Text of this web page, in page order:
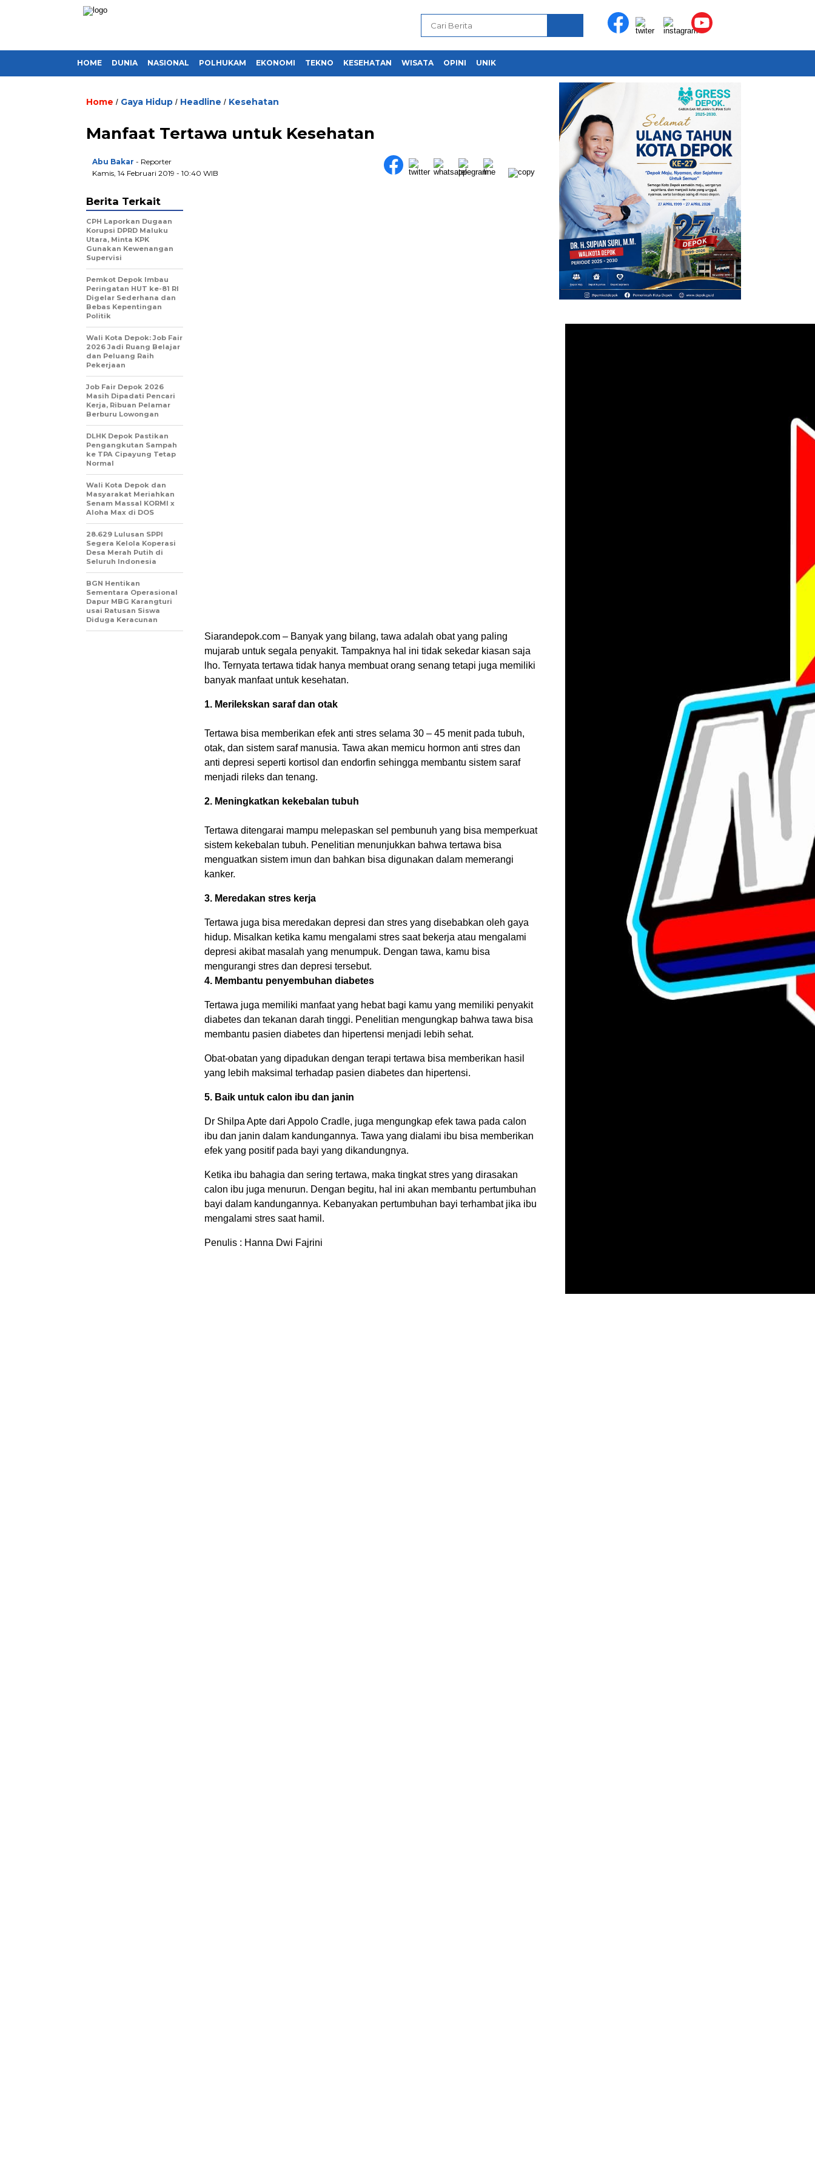
HOME DUNIA NASIONAL POLHUKAM EKONOMI TEKNO KESEHATAN WISATA OPINI UNIK
Home / Gaya Hidup / Headline / Kesehatan
Manfaat Tertawa untuk Kesehatan
Abu Bakar - Reporter
Kamis, 14 Februari 2019 - 10:40 WIB
Siarandepok.com – Banyak yang bilang, tawa adalah obat yang paling
mujarab untuk segala penyakit. Tampaknya hal ini tidak sekedar kiasan saja
lho. Ternyata tertawa tidak hanya membuat orang senang tetapi juga memiliki
banyak manfaat untuk kesehatan.
1. Merilekskan saraf dan otak
Tertawa bisa memberikan efek anti stres selama 30 – 45 menit pada tubuh,
otak, dan sistem saraf manusia. Tawa akan memicu hormon anti stres dan
anti depresi seperti kortisol dan endorfin sehingga membantu sistem saraf
menjadi rileks dan tenang.
2. Meningkatkan kekebalan tubuh
Tertawa ditengarai mampu melepaskan sel pembunuh yang bisa memperkuat
sistem kekebalan tubuh. Penelitian menunjukkan bahwa tertawa bisa
menguatkan sistem imun dan bahkan bisa digunakan dalam memerangi
kanker.
3. Meredakan stres kerja
Tertawa juga bisa meredakan depresi dan stres yang disebabkan oleh gaya
hidup. Misalkan ketika kamu mengalami stres saat bekerja atau mengalami
depresi akibat masalah yang menumpuk. Dengan tawa, kamu bisa
mengurangi stres dan depresi tersebut.
4. Membantu penyembuhan diabetes
Tertawa juga memiliki manfaat yang hebat bagi kamu yang memiliki penyakit
diabetes dan tekanan darah tinggi. Penelitian mengungkap bahwa tawa bisa
membantu pasien diabetes dan hipertensi menjadi lebih sehat.
Obat-obatan yang dipadukan dengan terapi tertawa bisa memberikan hasil
yang lebih maksimal terhadap pasien diabetes dan hipertensi.
5. Baik untuk calon ibu dan janin
Dr Shilpa Apte dari Appolo Cradle, juga mengungkap efek tawa pada calon
ibu dan janin dalam kandungannya. Tawa yang dialami ibu bisa memberikan
efek yang positif pada bayi yang dikandungnya.
Ketika ibu bahagia dan sering tertawa, maka tingkat stres yang dirasakan
calon ibu juga menurun. Dengan begitu, hal ini akan membantu pertumbuhan
bayi dalam kandungannya. Kebanyakan pertumbuhan bayi terhambat jika ibu
mengalami stres saat hamil.
Penulis : Hanna Dwi Fajrini
Berita Terkait
CPH Laporkan Dugaan
Korupsi DPRD Maluku
Utara, Minta KPK
Gunakan Kewenangan
Supervisi
Pemkot Depok Imbau
Peringatan HUT ke-81 RI
Digelar Sederhana dan
Bebas Kepentingan
Politik
Wali Kota Depok: Job Fair
2026 Jadi Ruang Belajar
dan Peluang Raih
Pekerjaan
Job Fair Depok 2026
Masih Dipadati Pencari
Kerja, Ribuan Pelamar
Berburu Lowongan
DLHK Depok Pastikan
Pengangkutan Sampah
ke TPA Cipayung Tetap
Normal
Wali Kota Depok dan
Masyarakat Meriahkan
Senam Massal KORMI x
Aloha Max di DOS
28.629 Lulusan SPPI
Segera Kelola Koperasi
Desa Merah Putih di
Seluruh Indonesia
BGN Hentikan
Sementara Operasional
Dapur MBG Karangturi
usai Ratusan Siswa
Diduga Keracunan